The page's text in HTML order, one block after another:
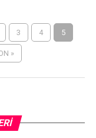
3 4 5
»